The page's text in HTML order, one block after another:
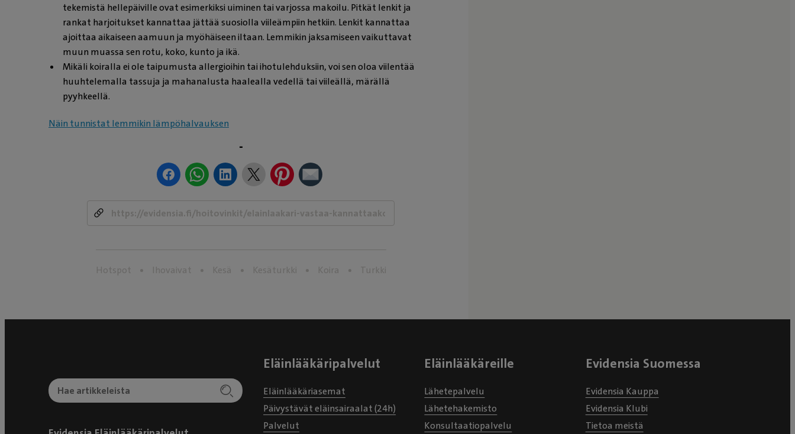
tekemistä hellepäiville ovat esimerkiksi uiminen tai varjossa makoilu. Pitkät lenkit ja
rankat harjoitukset kannattaa jättää suosiolla viileämpiin hetkiin. Lenkit kannattaa
ajoittaa aikaiseen aamuun ja myöhäiseen iltaan. Lemmikin jaksamiseen vaikuttavat
muun muassa sen rotu, koko, kunto ja ikä.
Mikäli koiralla ei ole taipumusta allergioihin tai ihotulehduksiin, voi sen oloa viilentää
huuhtelemalla tassuja ja mahanalusta haalealla vedellä tai viileällä, märällä
pyyhkeellä.
Näin tunnistat lemmikin lämpöhalvauksen
-
Hotspot Ihovaivat Kesä Kesäturkki Koira Turkki
Eläinlääkäripalvelut
Eläinlääkäriasemat
Päivystävät eläinsairaalat (24h)
Palvelut
Eläinlääkäreille
Lähetepalvelu
Lähetehakemisto
Konsultaatiopalvelu
Evidensia Suomessa
Evidensia Kauppa
Evidensia Klubi
Tietoa meistä